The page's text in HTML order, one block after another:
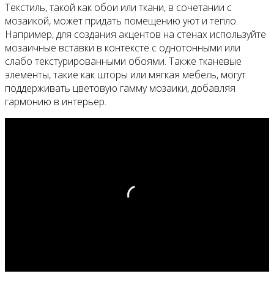
Текстиль, такой как обои или ткани, в сочетании с
мозаикой, может придать помещению уют и тепло.
Например, для создания акцентов на стенах используйте
мозаичные вставки в контексте с однотонными или
слабо текстурированными обоями. Также тканевые
элементы, такие как шторы или мягкая мебель, могут
поддерживать цветовую гамму мозаики, добавляя
гармонию в интерьер.